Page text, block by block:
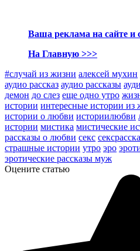
Ваша реклама на сайте и
На Главную >>>
#случай из жизни алексей мухин
аудио рассказ аудио рассказы
демон до слез еще одно утро
истории интересные истории из
истории о любви историилюбви
истории мистика мистические
рассказы о любви секс
страшные истории утро эро
эротические рассказы муж
Оцените статью